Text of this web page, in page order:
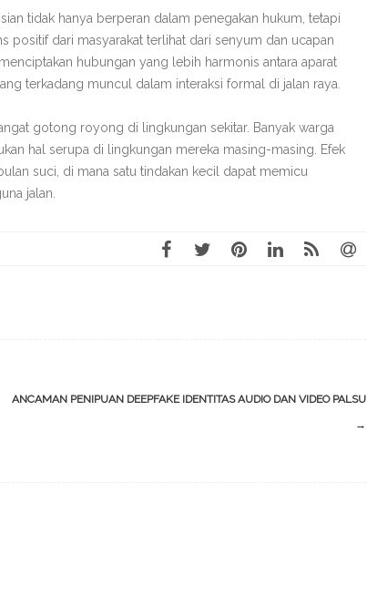
tidak hanya berperan dalam penegakan hukum, tetapi
positif dari masyarakat terlihat dari senyum dan ucapan
hubungan yang lebih harmonis antara aparat
terkadang muncul dalam interaksi formal di jalan raya.
gotong royong di lingkungan sekitar. Banyak warga
hal serupa di lingkungan mereka masing-masing. Efek
suci, di mana satu tindakan kecil dapat memicu
jalan.
ANCAMAN PENIPUAN DEEPFAKE IDENTITAS AUDIO DAN VIDEO PALSU
→